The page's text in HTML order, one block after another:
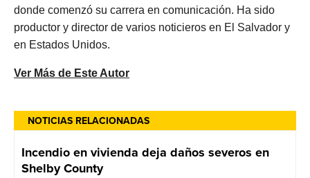
NOTICIAS RELACIONADAS
Incendio en vivienda deja daños severos en
Shelby County
donde comenzó su carrera en comunicación. Ha sido
productor y director de varios noticieros en El Salvador y
en Estados Unidos.
Ver Más de Este Autor